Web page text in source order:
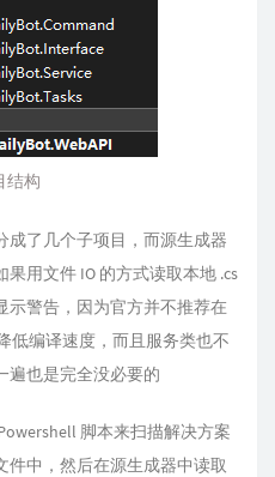
结构
成了几个子项目，而源生成器
用文件 IO 的方式读取本地 .cs
示警告，因为官方并不推荐在
低编译速度，而且服务类也不
遍也是完全没必要的
脚本来扫描解决方案
中，然后在源生成器中读取